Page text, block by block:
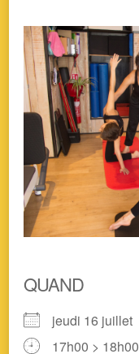
QUAND
jeudi 16 juillet
17h00 > 18h00